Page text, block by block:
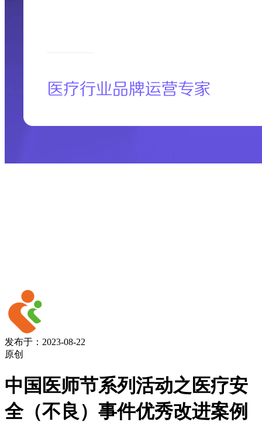
发布于：2023-08-22
原创
中国医师节系列活动之医疗安
全（不良）事件优秀改进案例